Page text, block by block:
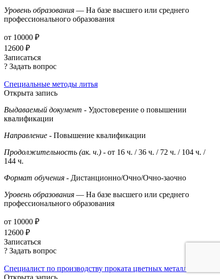
Уровень образования — На базе высшего или среднего
профессионального образования
от 10000 ₽
12600 ₽
Записаться
? Задать вопрос
Специальные методы литья
Открыта запись
Выдаваемый документ - Удостоверение о повышении
квалификации
Направление - Повышение квалификации
Продолжительность (ак. ч.) - от 16 ч. / 36 ч. / 72 ч. / 104 ч. /
144 ч.
Формат обучения - Дистанционно/Очно/Очно-заочно
Уровень образования — На базе высшего или среднего
профессионального образования
от 10000 ₽
12600 ₽
Записаться
? Задать вопрос
Специалист по производству проката цветных металлов